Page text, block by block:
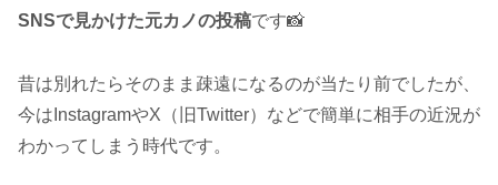
SNSで見かけた元カノの投稿です📸
昔は別れたらそのまま疎遠になるのが当たり前でしたが、
今はInstagramやX（旧Twitter）などで簡単に相手の近況が
わかってしまう時代です。